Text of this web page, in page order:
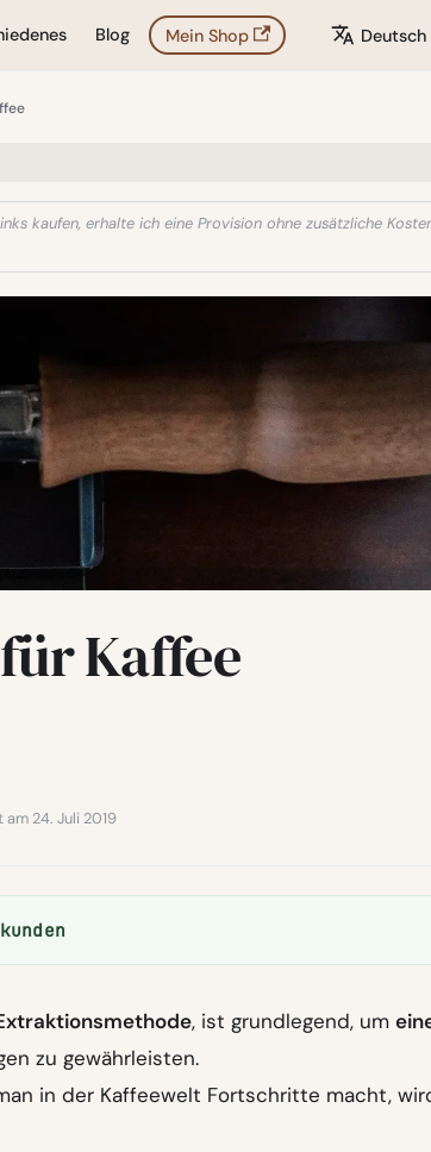
Blog Mein Shop Deutsch
kaufen, erhalte ich eine Provision ohne zusätzliche
Kaffee
am 24. Juli 2019
, ist grundlegend, um
zu gewährleisten.
in der Kaffeewelt Fortschritte macht,